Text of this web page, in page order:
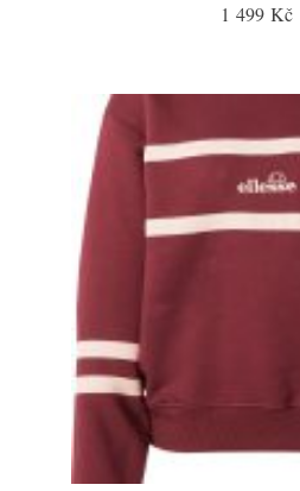
1 499 Kč